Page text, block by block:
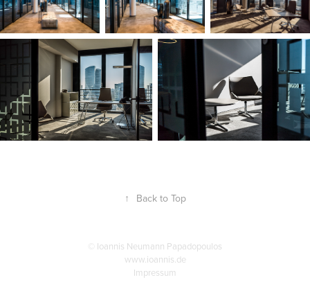
↑ Back to Top
© Ioannis Neumann Papadopoulos
www.ioannis.de
Impressum